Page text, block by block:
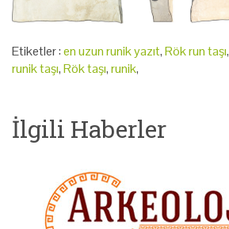
Etiketler :en uzun runik yazıt,Rök run taşı,
runik taşı,Rök taşı,runik,
İlgili Haberler